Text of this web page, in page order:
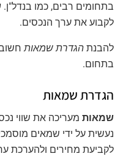
בתחומים רבים, כמו בנדל"ן.
לקבוע את ערך הנכסים.
להבנת הגדרת שמאות
בתחום.
הגדרת שמאות
שמאות מעריכה את שווי
נעשית על ידי שמאים
לקביעת מחירים ולהערכת